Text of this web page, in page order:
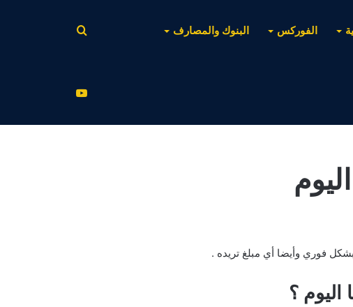
الفوركس البنوك والمصارف
عن
فوري وأيضا أي مبلغ تريده .
؟